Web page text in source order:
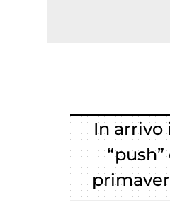
In arrivo